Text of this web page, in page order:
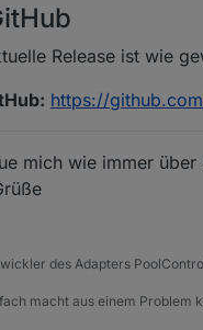
Release ist wie
https://
mich wie immer über
des Adapters
macht aus einem Problem